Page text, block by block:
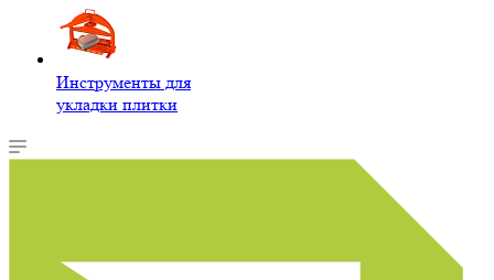
Инструменты для
укладки плитки